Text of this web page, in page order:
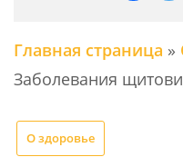
Главная страница »
Заболевания
О здоровье